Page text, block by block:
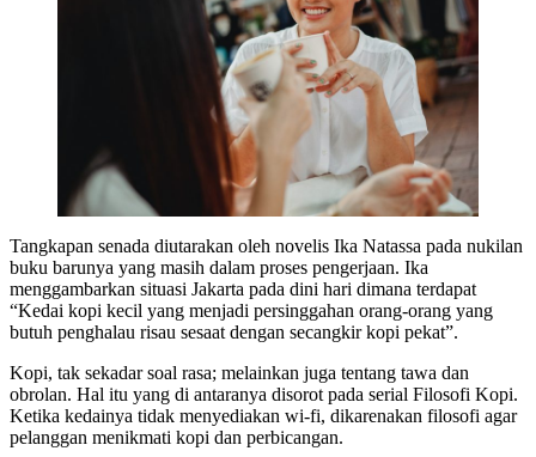
Tangkapan senada diutarakan oleh novelis Ika Natassa pada nukilan
buku barunya yang masih dalam proses pengerjaan. Ika
menggambarkan situasi Jakarta pada dini hari dimana terdapat
“Kedai kopi kecil yang menjadi persinggahan orang-orang yang
butuh penghalau risau sesaat dengan secangkir kopi pekat”.
Kopi, tak sekadar soal rasa; melainkan juga tentang tawa dan
obrolan. Hal itu yang di antaranya disorot pada serial Filosofi Kopi.
Ketika kedainya tidak menyediakan wi-fi, dikarenakan filosofi agar
pelanggan menikmati kopi dan perbicangan.